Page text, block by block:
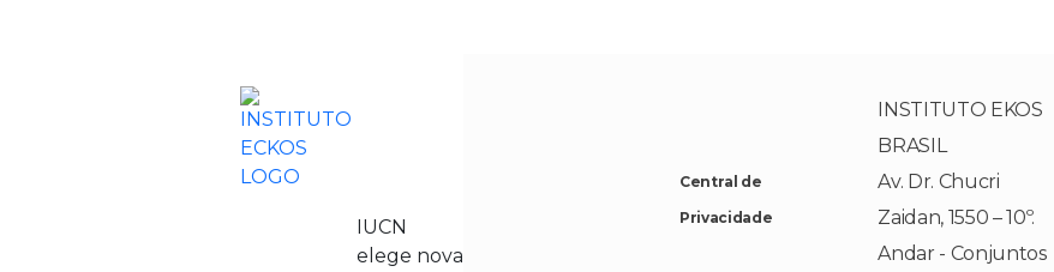
IUCN
elege nova
Central de
Privacidade
INSTITUTO EKOS
BRASIL
Av. Dr. Chucri
Zaidan, 1550 – 10º.
Andar - Conjuntos